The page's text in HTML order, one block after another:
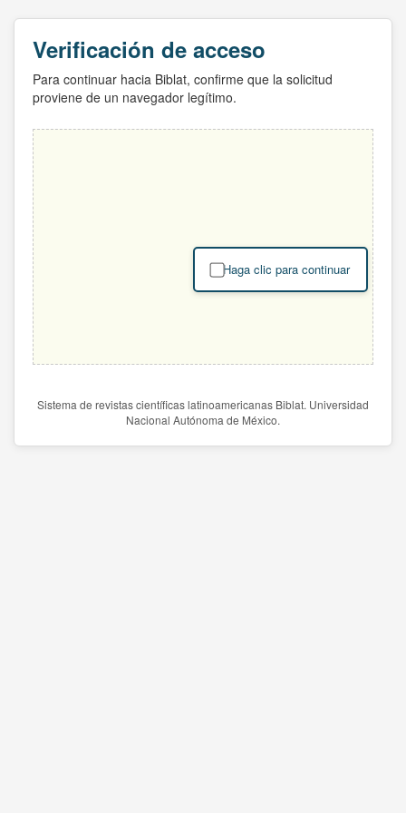
Verificación de acceso
Para continuar hacia Biblat, confirme que la solicitud
proviene de un navegador legítimo.
Haga clic para continuar
Sistema de revistas científicas latinoamericanas Biblat. Universidad
Nacional Autónoma de México.